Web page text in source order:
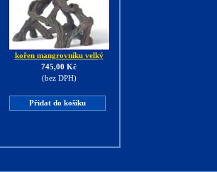
kořen mangrovníku velký
745,00 Kč
(bez DPH)
Přidat do košíku